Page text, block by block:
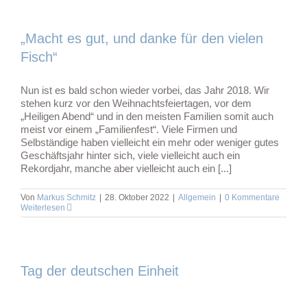
„Macht es gut, und danke für den vielen
Fisch“
Nun ist es bald schon wieder vorbei, das Jahr 2018. Wir
stehen kurz vor den Weihnachtsfeiertagen, vor dem
„Heiligen Abend“ und in den meisten Familien somit auch
meist vor einem „Familienfest“. Viele Firmen und
Selbständige haben vielleicht ein mehr oder weniger gutes
Geschäftsjahr hinter sich, viele vielleicht auch ein
Rekordjahr, manche aber vielleicht auch ein [...]
Von Markus Schmitz 28. Oktober 2022 Allgemein
0 Kommentare
Weiterlesen
Tag der deutschen Einheit